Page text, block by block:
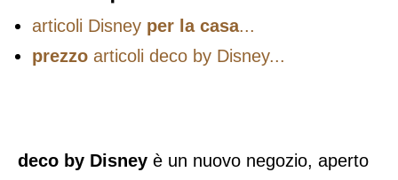
articoli Disney per la casa...
prezzo articoli deco by Disney...
deco by Disney è un nuovo negozio, aperto